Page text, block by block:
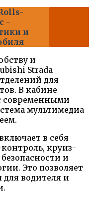
-
и
и
Strada
для
В кабине
современными
мультимедиа
в себя
круиз-
и
Это позволяет
для водителя и